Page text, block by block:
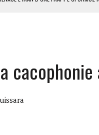
SAKHO PREND SES DISTANCES
LE PAQUET NEUTRE POUR LES